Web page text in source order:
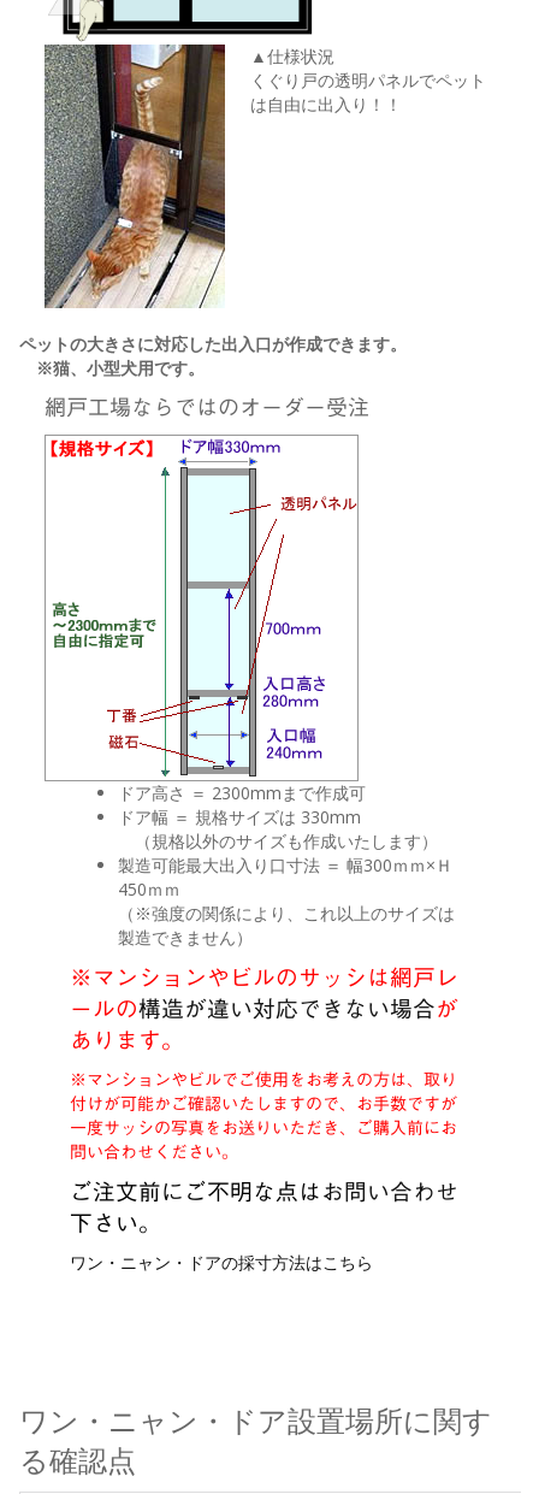
▲仕様状況
くぐり戸の透明パネルでペット
は自由に出入り！！
ペットの大きさに対応した出入口が作成できます。
※猫、小型犬用です。
網戸工場ならではのオーダー受注
ドア高さ ＝ 2300mmまで作成可
ドア幅 ＝ 規格サイズは 330mm
（規格以外のサイズも作成いたします）
製造可能最大出入り口寸法 ＝ 幅300ｍｍ×Ｈ
450ｍｍ
（ ※強度の関係により、これ以上のサイズは
製造できません）
※ マンションやビルのサッシは網戸レ
ールの構造が違い対応できない場合が
あります。
※マンションやビルでご使用をお考えの方は、取り
付けが可能かご確認いたしますので、お手数ですが
一度サッシの写真をお送りいただき、ご購入前にお
問い合わせください。
ご注文前にご不明な点は お問い合わせ
下さい。
ワン・ニャン・ドアの採寸方法はこちら
ワン・ニャン・ドア設置場所に関す
る確認点